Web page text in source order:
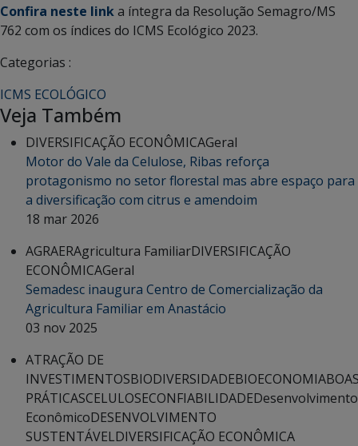
Confira neste linka íntegra da Resolução Semagro/MS
762 com os índices do ICMS Ecológico 2023.
Categorias :
ICMS ECOLÓGICO
Veja Também
DIVERSIFICAÇÃO ECONÔMICAGeral
Motor do Vale da Celulose, Ribas reforça
protagonismo no setor florestal mas abre espaço para
a diversificação com citrus e amendoim
18 mar 2026
AGRAERAgricultura FamiliarDIVERSIFICAÇÃO
ECONÔMICAGeral
Semadesc inaugura Centro de Comercialização da
Agricultura Familiar em Anastácio
03 nov 2025
ATRAÇÃO DE
INVESTIMENTOSBIODIVERSIDADEBIOECONOMIA
PRÁTICASCELULOSECONFIABILIDADEDesenvolvimento
EconômicoDESENVOLVIMENTO
SUSTENTÁVELDIVERSIFICAÇÃO ECONÔMICA